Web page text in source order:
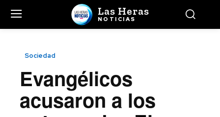
Las Heras
NOTICIAS
Sociedad
Evangélicos
acusaron a los